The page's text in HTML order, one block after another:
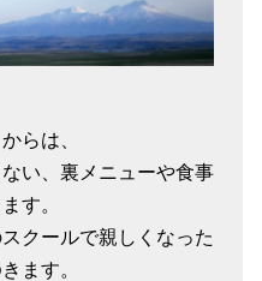
らは、
い、裏メニューや食事
す。
クールで親しくなった
ます。